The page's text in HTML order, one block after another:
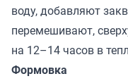
воду, добавляют
перемешивают,
на 12–14 часов в
Формовка